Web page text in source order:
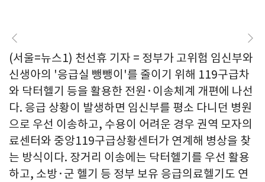
(서울=뉴스1) 천선휴 기자 = 정부가 고위험 임신부와
신생아의 '응급실 뺑뺑이'를 줄이기 위해 119구급차
와 닥터헬기 등을 활용한 전원·이송체계 개편에 나선
다. 응급 상황이 발생하면 임신부를 평소 다니던 병원
으로 우선 이송하고, 수용이 어려운 경우 권역 모자의
료센터와 중앙119구급상황센터가 연계해 병상을 찾
는 방식이다. 장거리 이송에는 닥터헬기를 우선 활용
하고, 소방·군 헬기 등 정부 보유 응급의료헬기도 연